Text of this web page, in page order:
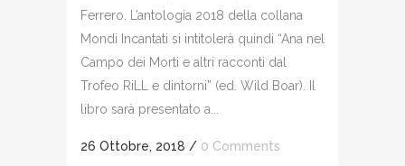
Ferrero. L’antologia 2018 della collana
Mondi Incantati si intitolerà quindi “Ana nel
Campo dei Morti e altri racconti dal
Trofeo RiLL e dintorni” (ed. Wild Boar). Il
libro sarà presentato a...
26 Ottobre, 2018 / 0 Comments